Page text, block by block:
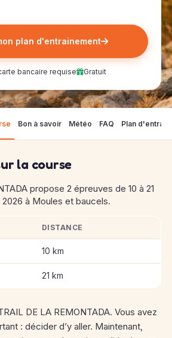
plan d'entrainement
bancaire requise Gratuit
Bon à savoir Météo FAQ Plan
la course
propose 2 épreuves de 10 à 21
à Moules et baucels.
épreuves de TRAIL DE LA
DISTANCE
10 km
21 km
DE LA REMONTADA. Vous avez
: décider d’y aller. Maintenant,